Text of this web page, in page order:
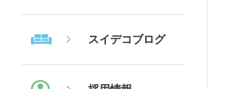
スイデコブログ